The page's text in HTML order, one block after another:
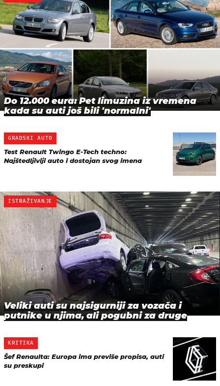
Do 12.000 eura: Pet limuzina iz vremena
kada su auti još bili 'normalni'
GRADSKI AUTO
Test Renault Twingo E-Tech techno:
Najštedljiviji auto i dostojan svog imena
ISTRAŽIVANJE
Veliki auti su najsigurniji za vozača i
putnike u njima, ali pogubni za druge
KRITIKA
Šef Renaulta: Europa ima previše propisa, auti
su preskupi